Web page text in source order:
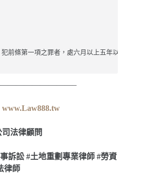
前條第一項之罪者，處六月以上五年以下有期
www.Law888.tw
法律顧問
訴訟 #土地重劃專業律師 #勞資
律師